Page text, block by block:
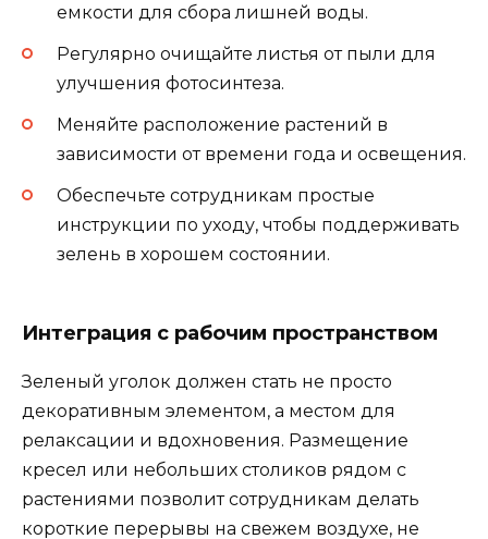
емкости для сбора лишней воды.
Регулярно очищайте листья от пыли для
улучшения фотосинтеза.
Меняйте расположение растений в
зависимости от времени года и освещения.
Обеспечьте сотрудникам простые
инструкции по уходу, чтобы поддерживать
зелень в хорошем состоянии.
Интеграция с рабочим пространством
Зеленый уголок должен стать не просто
декоративным элементом, а местом для
релаксации и вдохновения. Размещение
кресел или небольших столиков рядом с
растениями позволит сотрудникам делать
короткие перерывы на свежем воздухе, не